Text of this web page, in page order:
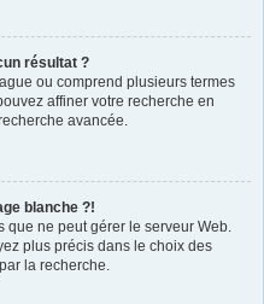
résultat ?
ou comprend plusieurs termes
affiner votre recherche en
avancée.
blanche ?!
que ne peut gérer le serveur Web.
plus précis dans le choix des
la recherche.